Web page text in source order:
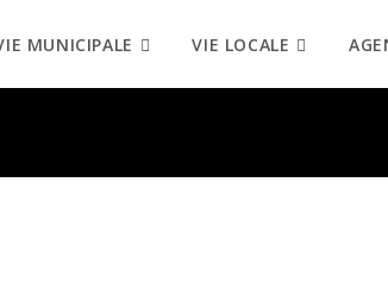
MUNICIPALE VIE LOCALE